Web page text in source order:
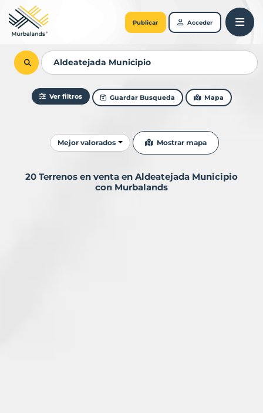
Publicar Acceder
Ver filtros Guardar Busqueda Mapa
Ordenar resultados
Mejor valorados Mostrar mapa
20 Terrenos en venta en Aldeatejada Municipio
con Murbalands